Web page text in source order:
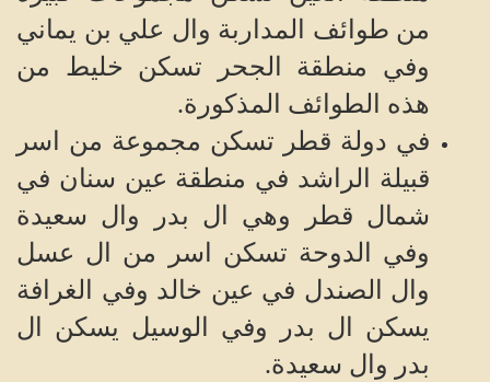
من طوائف المداربة وال علي بن يماني
وفي منطقة الجحر تسكن خليط من
هذه الطوائف المذكورة.
في دولة قطر تسكن مجموعة من اسر
قبيلة الراشد في منطقة عين سنان في
شمال قطر وهي ال بدر وال سعيدة
وفي الدوحة تسكن اسر من ال عسل
وال الصندل في عين خالد وفي الغرافة
يسكن ال بدر وفي الوسيل يسكن ال
بدر وال سعيدة.